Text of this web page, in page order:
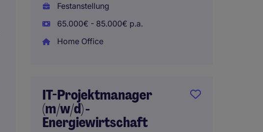
Festanstellung
65.000€ - 85.000€ p.a.
Home Office
IT-Projektmanager
(m/w/d) -
Energiewirtschaft